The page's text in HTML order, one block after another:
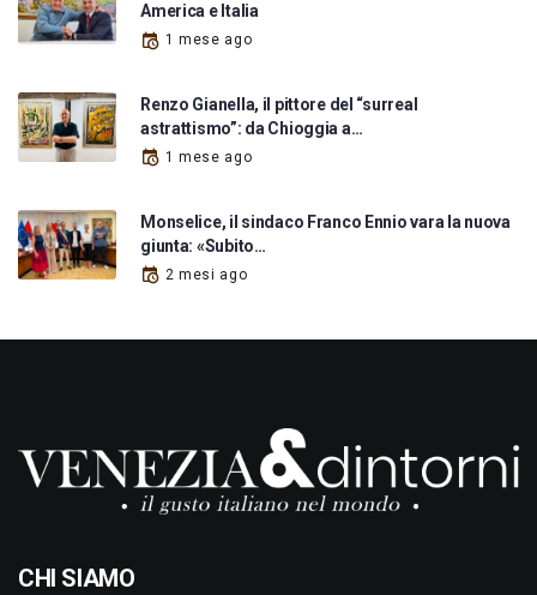
America e Italia
1 mese ago
Renzo Gianella, il pittore del “surreal
astrattismo”: da Chioggia a…
1 mese ago
Monselice, il sindaco Franco Ennio vara la nuova
giunta: «Subito…
2 mesi ago
CHI SIAMO